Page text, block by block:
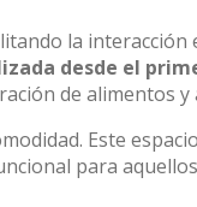
la interacción
desde el
de alimentos y
Este
para